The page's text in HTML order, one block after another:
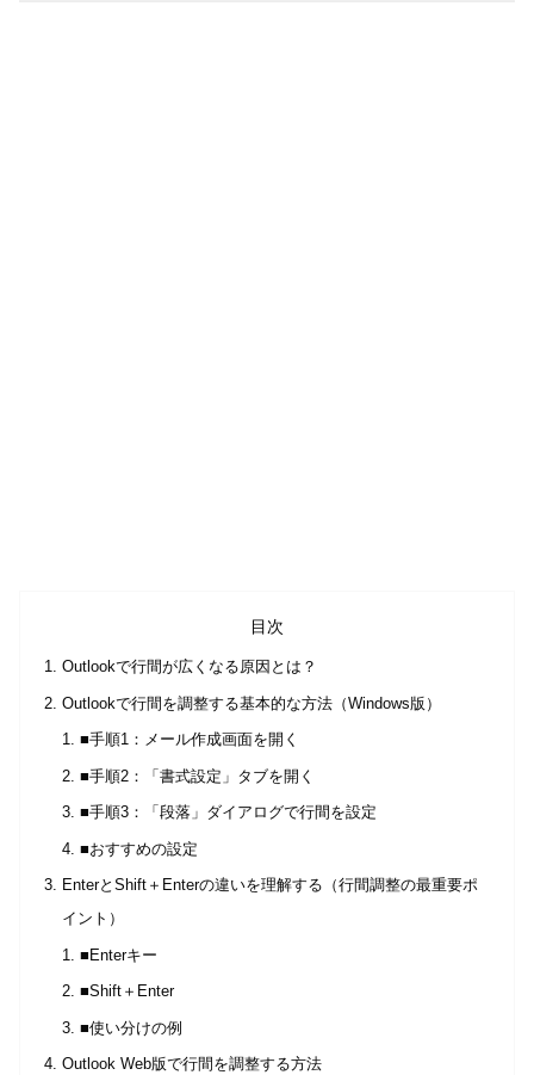
目次
Outlookで行間が広くなる原因とは？
Outlookで行間を調整する基本的な方法（Windows版）
■手順1：メール作成画面を開く
■手順2：「書式設定」タブを開く
■手順3：「段落」ダイアログで行間を設定
■おすすめの設定
EnterとShift＋Enterの違いを理解する（行間調整の最重要ポ
イント）
■Enterキー
■Shift＋Enter
■使い分けの例
Outlook Web版で行間を調整する方法